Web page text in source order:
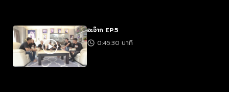
อะจ๊าก EP.5
0:45:30 นาที